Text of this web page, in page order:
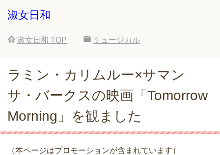
淑女日和
淑女日和 TOP ミュージカル
ラミン・カリムルー×サマン
サ・バークスの映画「Tomorrow
Morning」を観ました
（本ページはプロモーションが含まれています）